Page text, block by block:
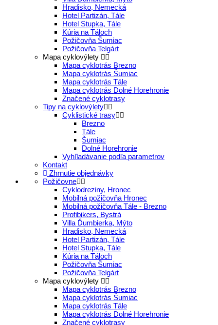
Hradisko, Nemecká
Hotel Partizán, Tále
Hotel Stupka, Tále
Kúria na Táloch
Požičovňa Šumiac
Požičovňa Telgárt
Mapa cyklovýlety
Mapa cyklotrás Brezno
Mapa cyklotrás Šumiac
Mapa cyklotrás Tále
Mapa cyklotrás Dolné Horehronie
Značené cyklotrasy
Tipy na cyklovýlety
Cyklistické trasy
Brezno
Tále
Šumiac
Dolné Horehronie
Vyhľladávanie podľa parametrov
Kontakt
Zhrnutie objednávky
Požičovne
Cyklodreziny, Hronec
Mobilná požičovňa Hronec
Mobilná požičovňa Tále - Brezno
Profibikers, Bystrá
Villa Ďumbierka, Mýto
Hradisko, Nemecká
Hotel Partizán, Tále
Hotel Stupka, Tále
Kúria na Táloch
Požičovňa Šumiac
Požičovňa Telgárt
Mapa cyklovýlety
Mapa cyklotrás Brezno
Mapa cyklotrás Šumiac
Mapa cyklotrás Tále
Mapa cyklotrás Dolné Horehronie
Značené cyklotrasy